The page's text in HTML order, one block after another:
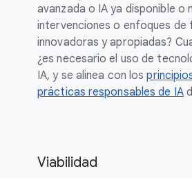
avanzada o IA ya disponible o
intervenciones o enfoques de
innovadoras y apropiadas?
¿es necesario el uso de
IA, y se alinea con los
prácticas responsables de IA
Viabilidad